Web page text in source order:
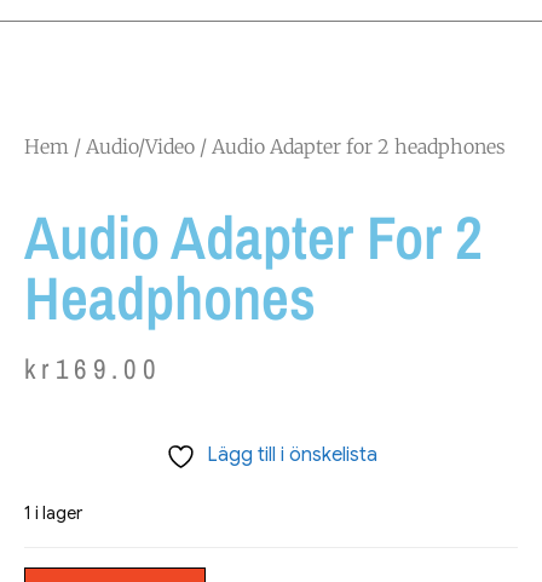
Hem / Audio/Video / Audio Adapter for 2 headphones
Audio Adapter For 2
Headphones
kr 169.00
Lägg till i önskelista
1 i lager